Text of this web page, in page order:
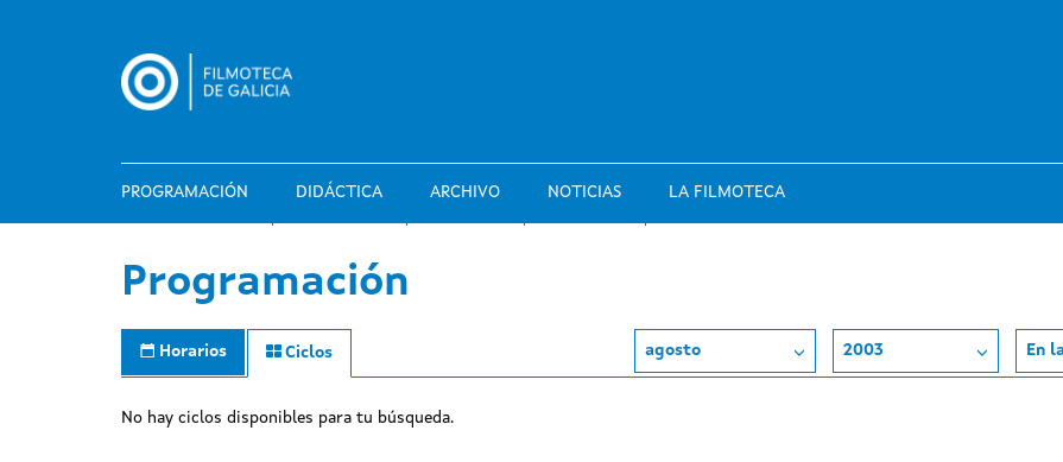
PROGRAMACIÓN DIDÁCTICA ARCHIVO NOTICIAS LA FILMOTECA
Programación
Horarios Ciclos agosto 2003 En
No hay ciclos disponibles para tu búsqueda.